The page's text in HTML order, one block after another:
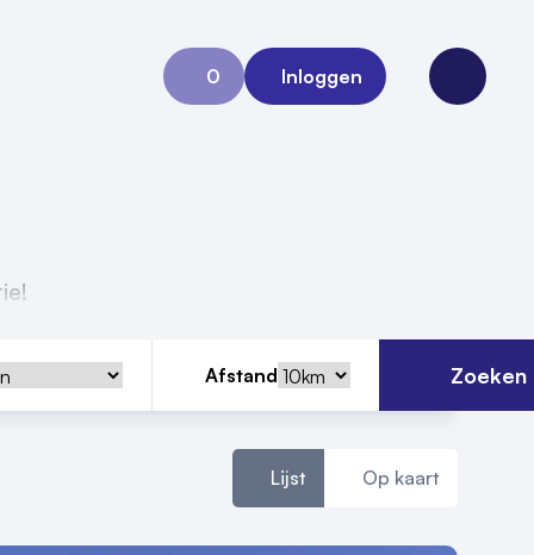
0
Aanvraag 0
Inloggen
Open
Afstand Zoeken
Lijst Op kaart